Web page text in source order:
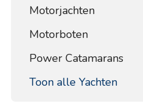
Motorjachten
Motorboten
Power Catamarans
Toon alle Yachten